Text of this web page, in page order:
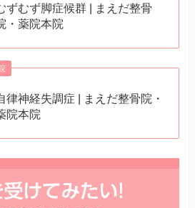
ずむず脚症候群 | まえだ整骨
・薬院本院
律神経失調症 | まえだ整骨院・
院本院